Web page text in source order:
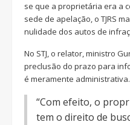
se que a proprietária era a
sede de apelação, o TJRS
nulidade dos autos de
No STJ, o relator, ministro
preclusão do prazo para
é meramente administrativa.
“Com efeito, o
tem o direito de